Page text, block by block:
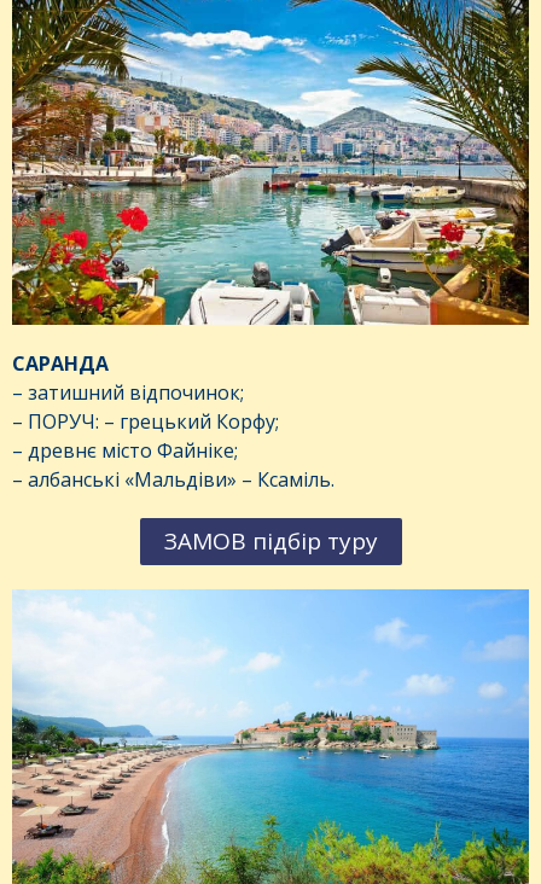
САРАНДА
– затишний відпочинок;
– ПОРУЧ: – грецький Корфу;
– древнє місто Файніке;
– албанські «Мальдіви» – Ксаміль.
ЗАМОВ підбір туру